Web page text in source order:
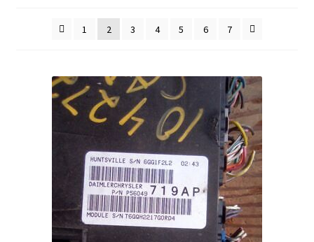
1 2 3 4 5 6 7